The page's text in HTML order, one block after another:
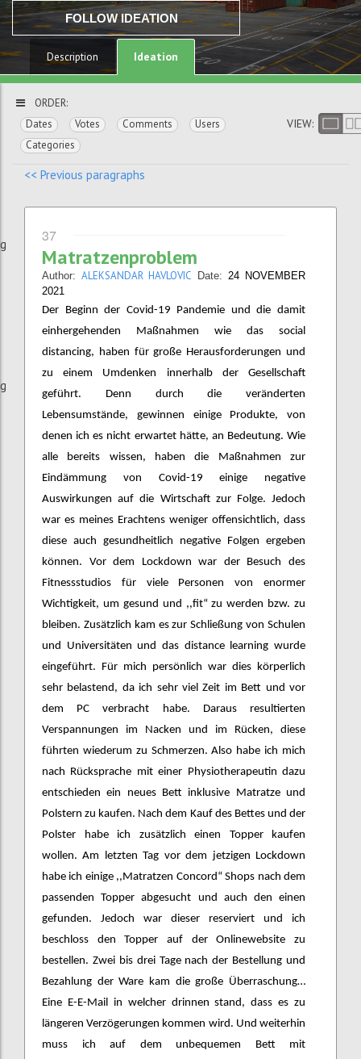
FOLLOW IDEATION
Description Ideation
ORDER:
Dates
Votes Comments
Users
Categories
VIEW:
<< Previous paragraphs
37
Matratzenproblem
Author: ALEKSANDAR HAVLOVIC Date: 24 NOVEMBER
2021
Der Beginn der Covid-19 Pandemie und die damit
einhergehenden Maßnahmen wie das social
distancing, haben für große Herausforderungen und
zu einem Umdenken innerhalb der Gesellschaft
geführt. Denn durch die veränderten
Lebensumstände, gewinnen einige Produkte, von
denen ich es nicht erwartet hätte, an Bedeutung. Wie
alle bereits wissen, haben die Maßnahmen zur
Eindämmung von Covid-19 einige negative
Auswirkungen auf die Wirtschaft zur Folge. Jedoch
war es meines Erachtens weniger offensichtlich, dass
diese auch gesundheitlich negative Folgen ergeben
können. Vor dem Lockdown war der Besuch des
Fitnessstudios für viele Personen von enormer
Wichtigkeit, um gesund und ,,fit“ zu werden bzw. zu
bleiben. Zusätzlich kam es zur Schließung von Schulen
und Universitäten und das distance learning wurde
eingeführt. Für mich persönlich war dies körperlich
sehr belastend, da ich sehr viel Zeit im Bett und vor
dem PC verbracht habe. Daraus resultierten
Verspannungen im Nacken und im Rücken, diese
führten wiederum zu Schmerzen. Also habe ich mich
nach Rücksprache mit einer Physiotherapeutin dazu
entschieden ein neues Bett inklusive Matratze und
Polstern zu kaufen. Nach dem Kauf des Bettes und der
Polster habe ich zusätzlich einen Topper kaufen
wollen. Am letzten Tag vor dem jetzigen Lockdown
habe ich einige ,,Matratzen Concord“ Shops nach dem
passenden Topper abgesucht und auch den einen
gefunden. Jedoch war dieser reserviert und ich
beschloss den Topper auf der Onlinewebsite zu
bestellen. Zwei bis drei Tage nach der Bestellung und
Bezahlung der Ware kam die große Überraschung…
Eine E-E-Mail in welcher drinnen stand, dass es zu
längeren Verzögerungen kommen wird. Und weiterhin
muss ich auf dem unbequemen Bett mit